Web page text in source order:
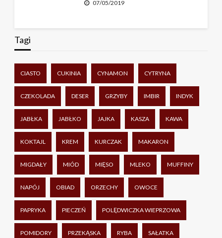
07/05/2019
Tagi
CIASTO CUKINIA CYNAMON CYTRYNA
CZEKOLADA DESER GRZYBY IMBIR INDYK
JABŁKA JABŁKO JAJKA KASZA KAWA
KOKTAJL KREM KURCZAK MAKARON
MIGDAŁY MIÓD MIĘSO MLEKO MUFFINY
NAPÓJ OBIAD ORZECHY OWOCE
PAPRYKA PIECZEŃ POLĘDWICZKA WIEPRZOWA
POMIDORY PRZEKĄSKA RYBA SAŁATKA